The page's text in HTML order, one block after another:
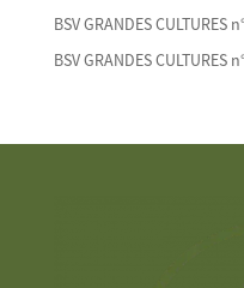
BSV GRANDES
BSV GRANDES